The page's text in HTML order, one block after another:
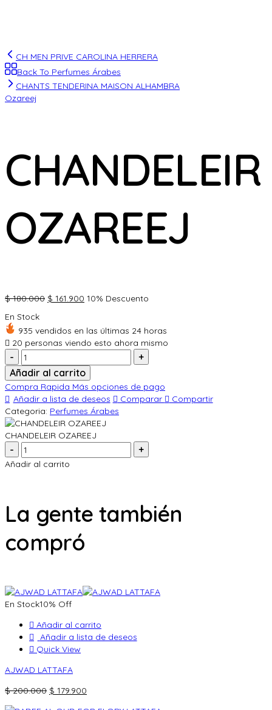
CH MEN PRIVE CAROLINA HERRERA
Back To Perfumes Árabes
CHANTS TENDERINA MAISON ALHAMBRA
Ozareej
CHANDELEIR
OZAREEJ
$180.000 El
era:
$ 180.000.
$ 161.900 El
es:
$ 161.900.
10% Descuento
En Stock
935 vendidos en las últimas 24 horas
20 personas viendo esto ahora mismo
Cantidad:
Añadir al carrito
Compra Rapida Más opciones de pago
Añadir a lista de deseos
Comparar
Compartir
Categoria: Perfumes Árabes
CHANDELEIR OZAREEJ
Cantidad:
Añadir al carrito
La gente también
compró
En Stock10% Off
Añadir al carrito
Añadir a lista de deseos
Quick View
AJWAD LATTAFA
$200.000 El
$ 179.900